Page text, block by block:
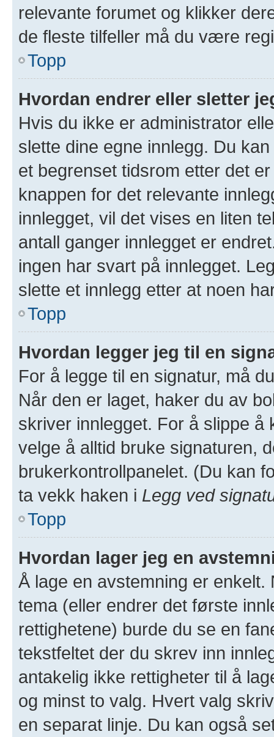
relevante forumet og klikker
de fleste tilfeller må du være
Topp
Hvordan endrer eller sletter
Hvis du ikke er administrator
slette dine egne innlegg. Du
et begrenset tidsrom etter det
knappen for det relevante
innlegget, vil det vises en liten
antall ganger innlegget er
ingen har svart på innlegget.
slette et innlegg etter at noen
Topp
Hvordan legger jeg til en
For å legge til en signatur, må
Når den er laget, haker du av
skriver innlegget. For å slippe
velge å alltid bruke signaturen,
brukerkontrollpanelet. (Du kan
ta vekk haken i Legg ved
Topp
Hvordan lager jeg en
Å lage en avstemning er
tema (eller endrer det første
rettighetene) burde du se en
tekstfeltet der du skrev inn
antakelig ikke rettigheter til å
og minst to valg. Hvert valg
en separat linje. Du kan også